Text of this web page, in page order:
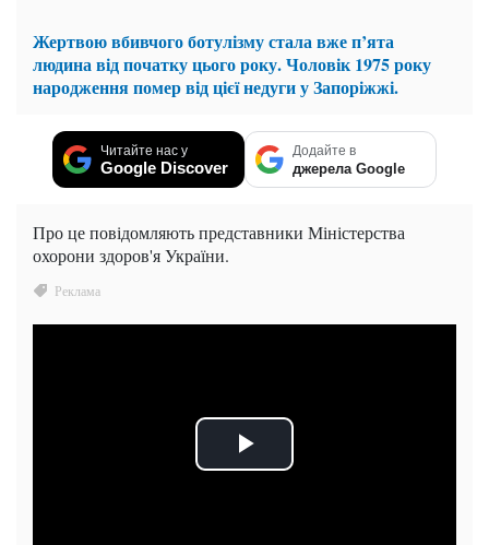
Жертвою вбивчого ботулізму стала вже п’ята
людина від початку цього року. Чоловік 1975 року
народження помер від цієї недуги у Запоріжжі.
Читайте нас у
Google Discover
Додайте в
джерела Google
Про це повідомляють представники Міністерства
охорони здоров'я України.